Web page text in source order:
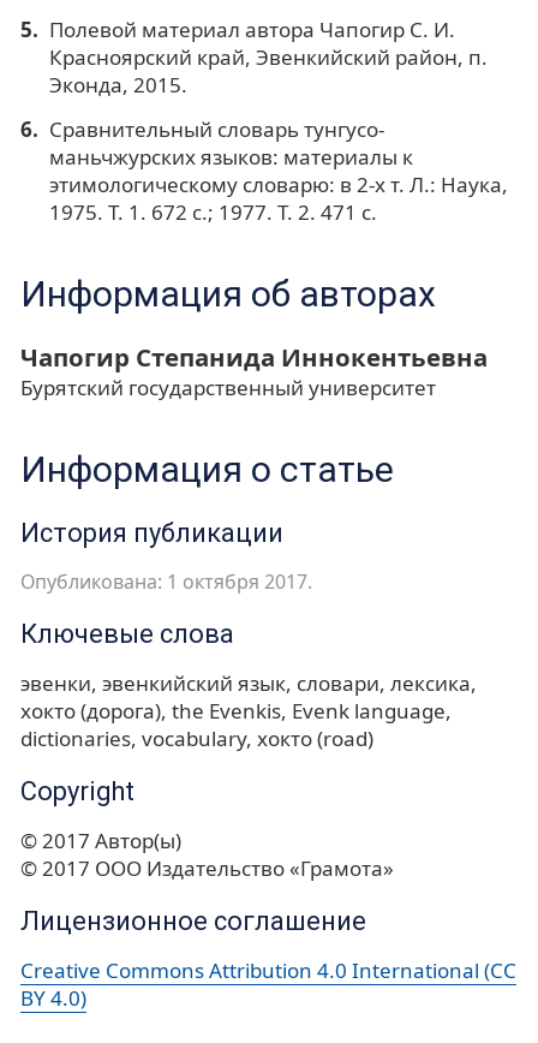
Полевой материал автора Чапогир С. И.
Красноярский край, Эвенкийский район, п.
Эконда, 2015.
Сравнительный словарь тунгусо-
маньчжурских языков: материалы к
этимологическому словарю: в 2-х т. Л.: Наука,
1975. Т. 1. 672 с.; 1977. Т. 2. 471 с.
Информация об авторах
Чапогир Степанида Иннокентьевна
Бурятский государственный университет
Информация о статье
История публикации
Опубликована: 1 октября 2017.
Ключевые слова
эвенки эвенкийский язык словари лексика
хокто (дорога) the Evenkis Evenk language
dictionaries vocabulary хокто (road)
Copyright
© 2017 Автор(ы)
© 2017 ООО Издательство «Грамота»
Лицензионное соглашение
Creative Commons Attribution 4.0 International (CC
BY 4.0)